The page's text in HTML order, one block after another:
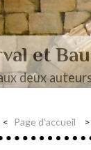
Page d'accueil